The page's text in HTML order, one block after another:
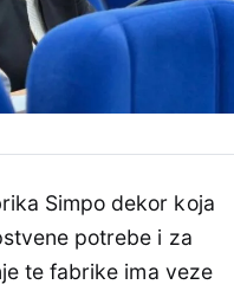
Simpo dekor koja
potrebe i za
te fabrike ima veze